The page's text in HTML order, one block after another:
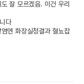
잘 모르겠음. 이건 우리
다
엔 화장실청결과 혈뇨잡